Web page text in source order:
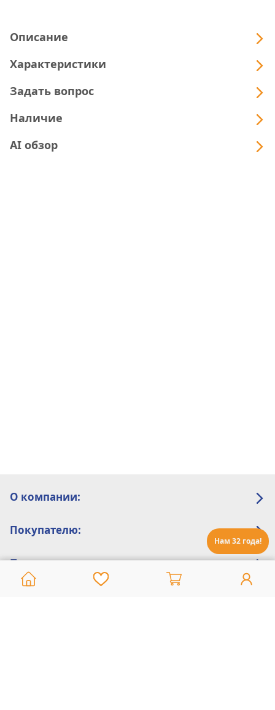
Нам 32 года!
Описание
Характеристики
Задать вопрос
Наличие
AI обзор
О компании:
Покупателю:
Помощь: